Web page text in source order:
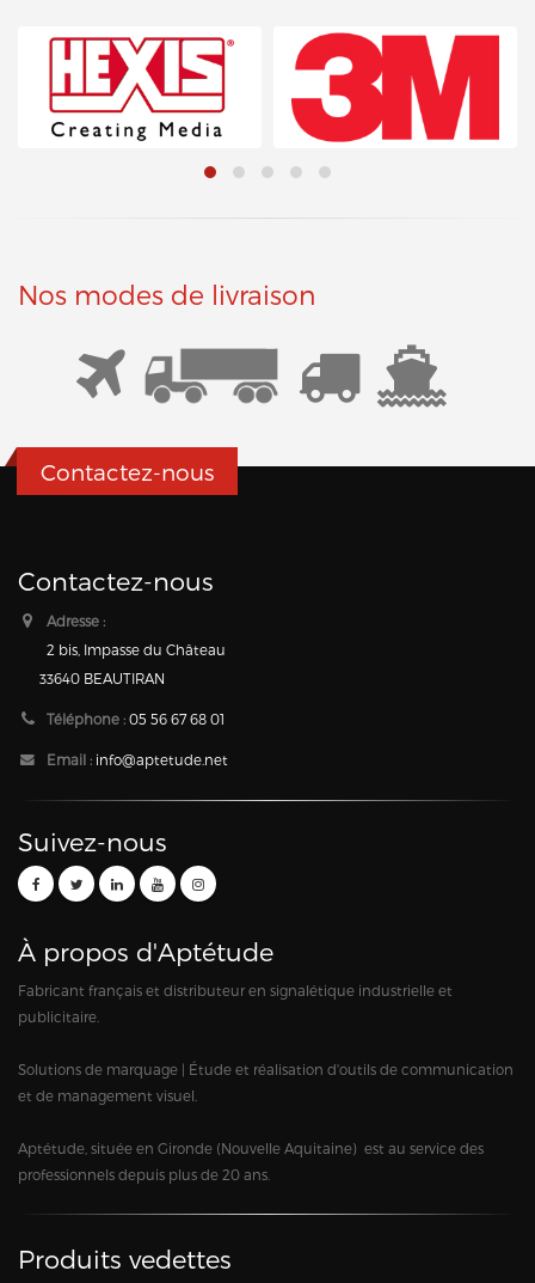
Nos modes de livraison
Contactez-nous
Contactez-nous
Adresse :
2 bis, Impasse du Château
33640 BEAUTIRAN
Téléphone : 05 56 67 68 01
Email : info@aptetude.net
Suivez-nous
À propos d'Aptétude
Fabricant français et distributeur en signalétique industrielle et
publicitaire.
Solutions de marquage | Étude et réalisation d'outils de communication
et de management visuel.
Aptétude, située en Gironde (Nouvelle Aquitaine) est au service des
professionnels depuis plus de 20 ans.
Produits vedettes